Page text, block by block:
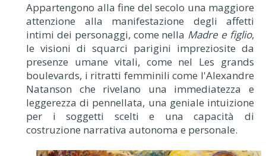
Appartengono alla fine del secolo una maggiore
attenzione alla manifestazione degli affetti
intimi dei personaggi, come nella Madre e figlio,
le visioni di squarci parigini impreziosite da
presenze umane vitali, come nel Les grands
boulevards, i ritratti femminili come l'Alexandre
Natanson che rivelano una immediatezza e
leggerezza di pennellata, una geniale intuizione
per i soggetti scelti e una capacità di
costruzione narrativa autonoma e personale.